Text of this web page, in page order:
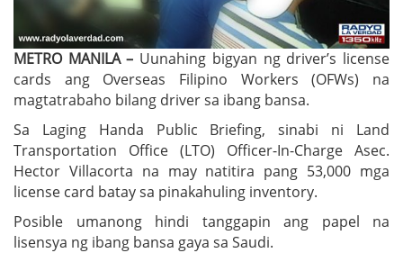
METRO MANILA – Uunahing bigyan ng driver’s license
cards ang Overseas Filipino Workers (OFWs) na
magtatrabaho bilang driver sa ibang bansa.
Sa Laging Handa Public Briefing, sinabi ni Land
Transportation Office (LTO) Officer-In-Charge Asec.
Hector Villacorta na may natitira pang 53,000 mga
license card batay sa pinakahuling inventory.
Posible umanong hindi tanggapin ang papel na
lisensya ng ibang bansa gaya sa Saudi.